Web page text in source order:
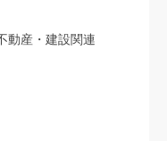
動産・建設関連